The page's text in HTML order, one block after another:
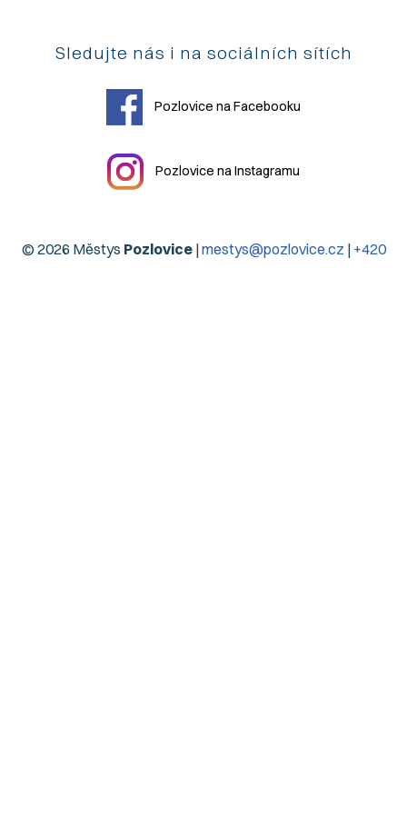
Sledujte nás i na sociálních sítích
Pozlovice na Facebooku
Pozlovice na Instagramu
© 2026 Městys Pozlovice|mestys@pozlovice.cz | +420